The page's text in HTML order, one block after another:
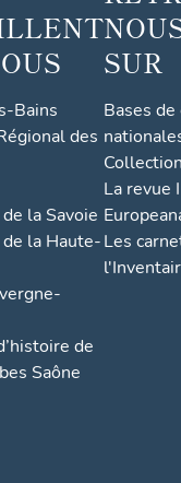
Bains
des
la Savoie
la Haute-
de
Saône
SUR
Bases
La revue
Les